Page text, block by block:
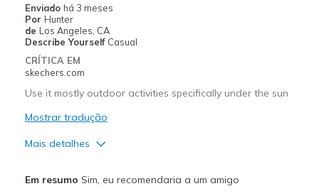
Sizing
View On Shoes
I'm Really Into Shoes
Enviado há 3 meses
Por Hunter
de Los Angeles, CA
Describe Yourself Casual
CRÍTICA EM
skechers.com
Use it mostly outdoor activities specifically under the sun
Mostrar tradução
Mais detalhes
Em resumo Sim, eu recomendaria a um amigo